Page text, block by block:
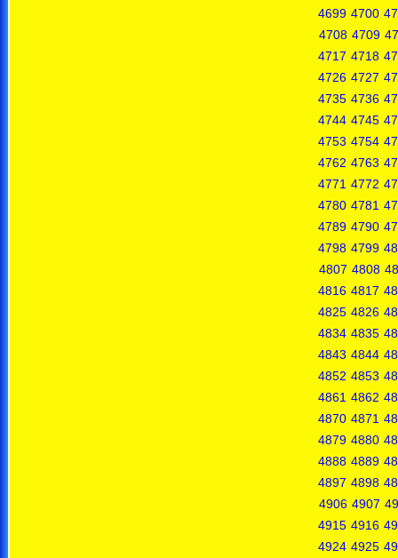
4699 4700
4708 4709
4717 4718
4726 4727
4735 4736
4744 4745
4753 4754
4762 4763
4771 4772
4780 4781
4789 4790
4798 4799
4807 4808
4816 4817
4825 4826
4834 4835
4843 4844
4852 4853
4861 4862
4870 4871
4879 4880
4888 4889
4897 4898
4906 4907
4915 4916
4924 4925